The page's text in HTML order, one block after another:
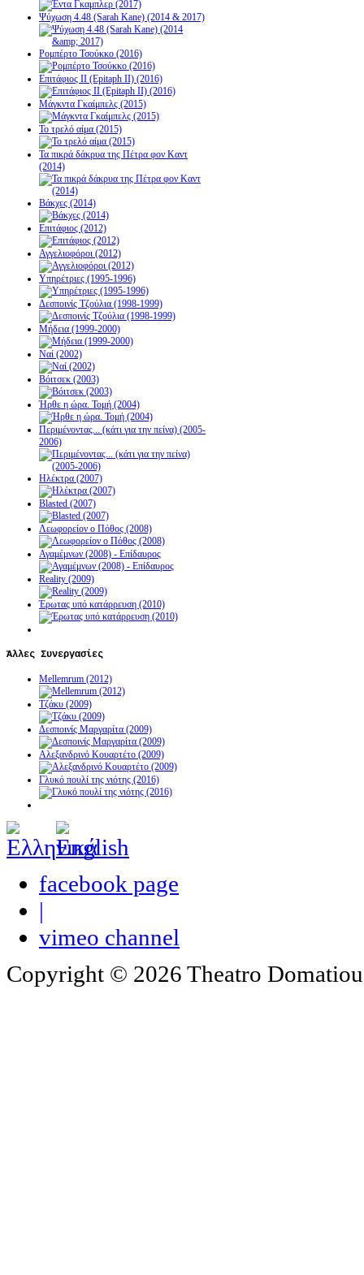
Ψύχωση 4.48 (Sarah Kane) (2014 & 2017)
Ρομπέρτο Τσούκκο (2016)
Επιτάφιος ΙΙ (Epitaph II) (2016)
Μάγκντα Γκαίμπελς (2015)
Το τρελό αίμα (2015)
Τα πικρά δάκρυα της Πέτρα φον Καντ
(2014)
Βάκχες (2014)
Επιτάφιος (2012)
Αγγελιοφόροι (2012)
Υπηρέτριες (1995-1996)
Δεσποινίς Τζούλια (1998-1999)
Μήδεια (1999-2000)
Ναί (2002)
Βόιτσεκ (2003)
Ήρθε η ώρα. Τομή (2004)
Περιμένοντας... (κάτι για την πείνα) (2005-
2006)
Ηλέκτρα (2007)
Blasted (2007)
Λεωφορείον ο Πόθος (2008)
Αγαμέμνων (2008) - Επίδαυρος
Reality (2009)
Έρωτας υπό κατάρρευση (2010)
Άλλες Συνεργασίες
Mellemrum (2012)
Τζάκυ (2009)
Δεσποινίς Μαργαρίτα (2009)
Αλεξανδρινό Κουαρτέτο (2009)
Γλυκό πουλί της νιότης (2016)
facebook page
|
vimeo channel
Copyright © 2026 Theatro